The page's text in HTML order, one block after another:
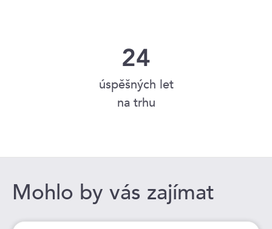
24
úspěšných let
na trhu
Mohlo by vás zajímat